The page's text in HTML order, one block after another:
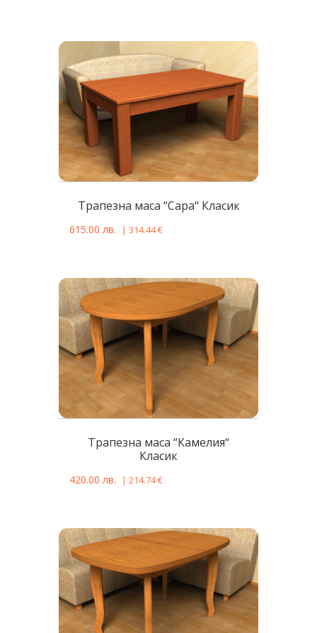
Tрапезна масa “Сара“ Класик
615.00 лв. 314.44€
Трапезна маса “Камелия“
Класик
420.00 лв. | 214.74€